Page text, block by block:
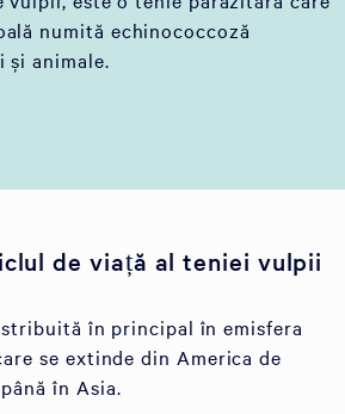
numită echinococcoză
și animale.
de viață al teniei vulpii
în principal în emisfera
se extinde din America de
în Asia.